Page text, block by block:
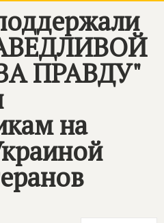
ПРАВДУ"
на